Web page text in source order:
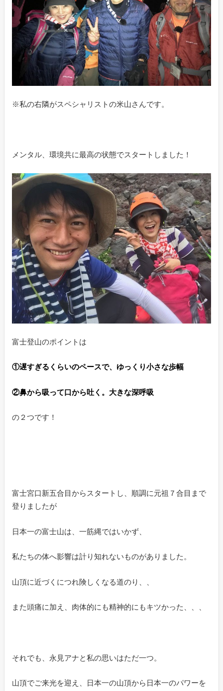
※私の右隣がスペシャリストの米山さんです。
メンタル、環境共に最高の状態でスタートしました！
富士登山のポイントは
①遅すぎるくらいのペースで、ゆっくり小さな歩幅
②鼻から吸って口から吐く。大きな深呼吸
の２つです！
富士宮口新五合目からスタートし、順調に元祖７合目まで
登りましたが
日本一の富士山は、一筋縄ではいかず、
私たちの体へ影響は計り知れないものがありました。
山頂に近づくにつれ険しくなる道のり、、
また頭痛に加え、肉体的にも精神的にもキツかった、、、
それでも、永見アナと私の思いはただ一つ。
山頂でご来光を迎え、日本一の山頂から日本一のパワーを